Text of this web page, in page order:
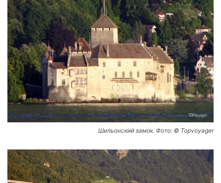
Шильонский замок. Фото: © Topvoyager